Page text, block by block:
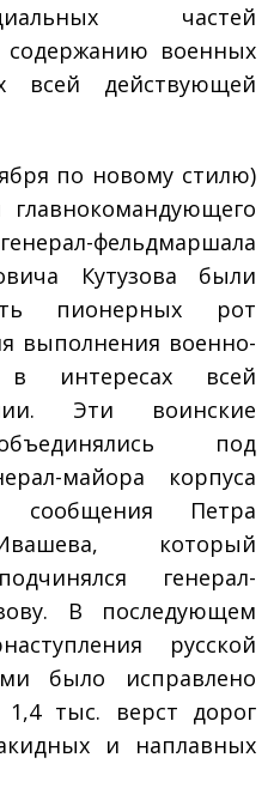
частей
военных
всей действующей
по новому стилю)
фельдмаршала
Кутузова были
пионерных рот
выполнения военно-
интересах всей
Эти воинские
под
майора корпуса
сообщения Петра
который
генерал-
В последующем
русской
было исправлено
тыс. верст дорог
и наплавных